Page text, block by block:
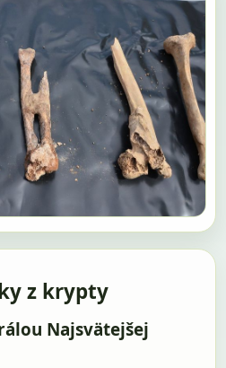
z krypty
Najsvätejšej